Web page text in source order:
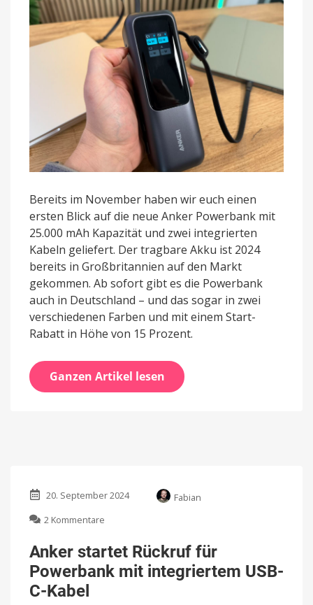
Bereits im November haben wir euch einen
ersten Blick auf die neue Anker Powerbank mit
25.000 mAh Kapazität und zwei integrierten
Kabeln geliefert. Der tragbare Akku ist 2024
bereits in Großbritannien auf den Markt
gekommen. Ab sofort gibt es die Powerbank
auch in Deutschland – und das sogar in zwei
verschiedenen Farben und mit einem Start-
Rabatt in Höhe von 15 Prozent.
Ganzen Artikel lesen
20. September 2024
Fabian
2 Kommentare
startet
Rückruf
für
Anker startet Rückruf für
Powerbank mit integriertem USB-
C-Kabel